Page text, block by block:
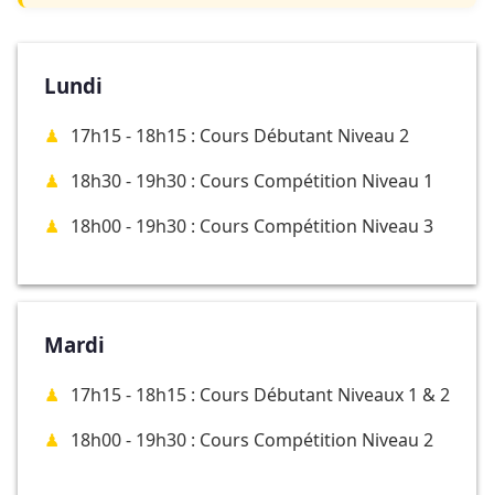
Lundi
17h15 - 18h15 : Cours Débutant Niveau 2
18h30 - 19h30 : Cours Compétition Niveau 1
18h00 - 19h30 : Cours Compétition Niveau 3
Mardi
17h15 - 18h15 : Cours Débutant Niveaux 1 & 2
18h00 - 19h30 : Cours Compétition Niveau 2